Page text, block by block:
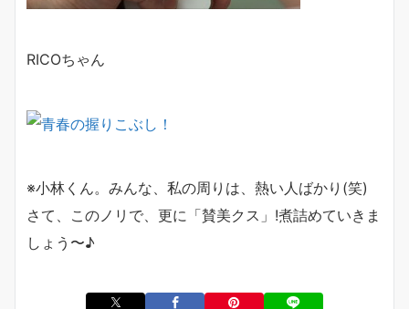
RICOちゃん
※小林くん。みんな、私の周りは、熱い人ばかり(笑)
さて、このノリで、更に「賛美クス」!煮詰めていきま
しょう〜♪